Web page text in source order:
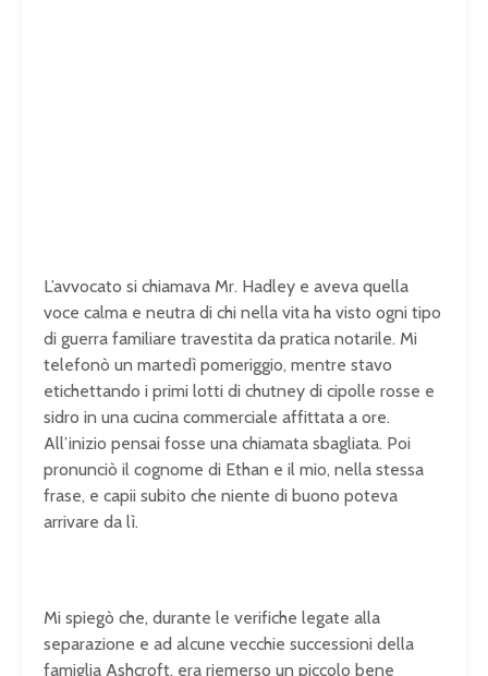
L’avvocato si chiamava Mr. Hadley e aveva quella
voce calma e neutra di chi nella vita ha visto ogni tipo
di guerra familiare travestita da pratica notarile. Mi
telefonò un martedì pomeriggio, mentre stavo
etichettando i primi lotti di chutney di cipolle rosse e
sidro in una cucina commerciale affittata a ore.
All’inizio pensai fosse una chiamata sbagliata. Poi
pronunciò il cognome di Ethan e il mio, nella stessa
frase, e capii subito che niente di buono poteva
arrivare da lì.
Mi spiegò che, durante le verifiche legate alla
separazione e ad alcune vecchie successioni della
famiglia Ashcroft, era riemerso un piccolo bene